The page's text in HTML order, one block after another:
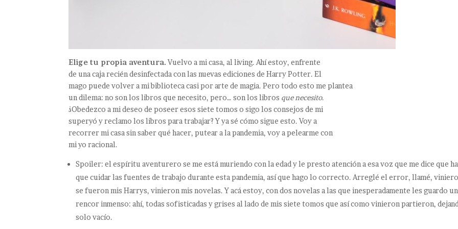
Elige tu propia aventura.Vuelvo a mi casa, al living. Ahí estoy, enfrente
de una caja recién desinfectada con las nuevas ediciones de Harry Potter. El
mago puede volver a mi biblioteca casi por arte de magia. Pero todo esto me plantea
un dilema: no son los libros que necesito, pero… son los libros que necesito.
¿Obedezco a mi deseo de poseer esos siete tomos o sigo los consejos de mi
superyó y reclamo los libros para trabajar? Y ya sé cómo sigue esto. Voy a
recorrer mi casa sin saber qué hacer, putear a la pandemia, voy a pelearme con
mi yo racional.
Spoiler: el espíritu aventurero se me está muriendo con la edad y le presto atención a esa voz que me dice que
que cuidar las fuentes de trabajo durante esta pandemia, así que hago lo correcto. Arreglé el error, llamé,
se fueron mis Harrys, vinieron mis novelas. Y acá estoy, con dos novelas a las que inesperadamente les guardo un
rencor inmenso: ahí, todas sofisticadas y grises al lado de mis siete tomos que así como vinieron partieron,
solo vacío.